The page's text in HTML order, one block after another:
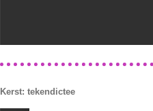
Kerst: tekendictee